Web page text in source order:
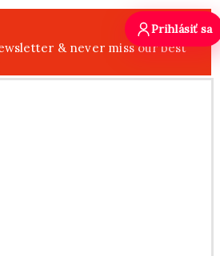
& never miss our best
Prihlásiť sa